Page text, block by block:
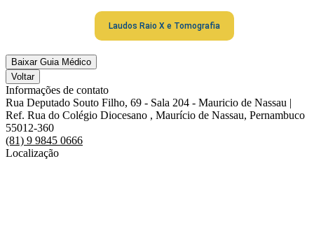
Laudos Raio X e Tomografia
Baixar Guia Médico
Voltar
Informações de contato
Rua Deputado Souto Filho, 69 - Sala 204 - Mauricio de Nassau |
Ref. Rua do Colégio Diocesano , Maurício de Nassau, Pernambuco
55012-360
(81) 9 9845 0666
Localização